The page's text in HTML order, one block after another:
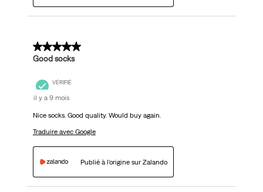
5 sur 5 étoiles.
Good socks
VÉRIFIÉ
il y a 9 mois
Nice socks. Good quality. Would buy again.
Traduire avec Google
Publié à l'origine sur Zalando